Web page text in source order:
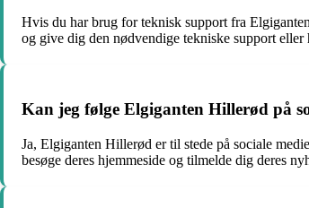
Hvis du har brug for teknisk support fra
og give dig den nødvendige tekniske support
Kan jeg følge Elgiganten Hillerød på
Ja, Elgiganten Hillerød er til stede på sociale
besøge deres hjemmeside og tilmelde dig deres